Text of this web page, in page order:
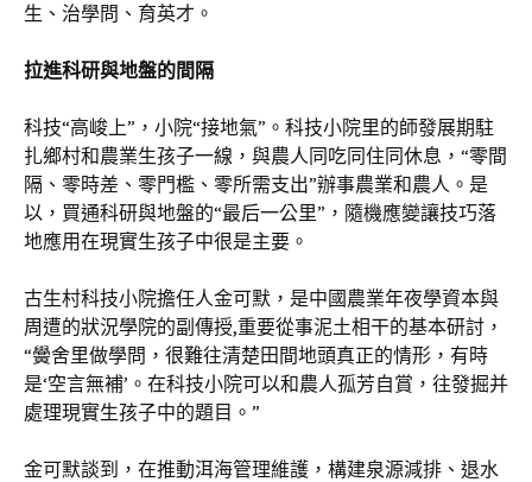
生、治學問、育英才。
拉進科研與地盤的間隔
科技“高峻上”，小院“接地氣”。科技小院里的師發展期駐
扎鄉村和農業生孩子一線，與農人同吃同住同休息，“零間
隔、零時差、零門檻、零所需支出”辦事農業和農人。是
以，買通科研與地盤的“最后一公里”，隨機應變讓技巧落
地應用在現實生孩子中很是主要。
古生村科技小院擔任人金可默，是中國農業年夜學資本與
周遭的狀況學院的副傳授,重要從事泥土相干的基本研討，
“黌舍里做學問，很難往清楚田間地頭真正的情形，有時
是‘空言無補’。在科技小院可以和農人孤芳自賞，往發掘并
處理現實生孩子中的題目。”
金可默談到，在推動洱海管理維護，構建泉源減排、退水